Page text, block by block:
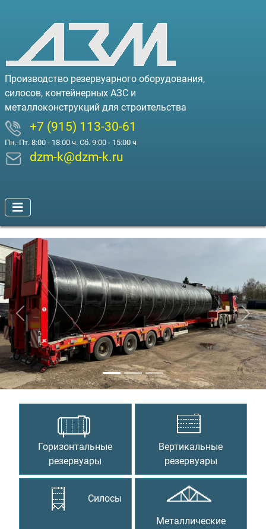
Производство резервуарного оборудования,
силосов, контейнерных АЗС и
металлоконструкций для строительства
+7 (915) 113-30-61
Пн.-Пт. 8:00 - 18:00 ч. Сб. 9:00 - 15:00 ч
dzm-k@dzm-k.ru
Предыдущий
Горизонтальные
резервуары
Вертикальные
резервуары
Силосы
Металлические